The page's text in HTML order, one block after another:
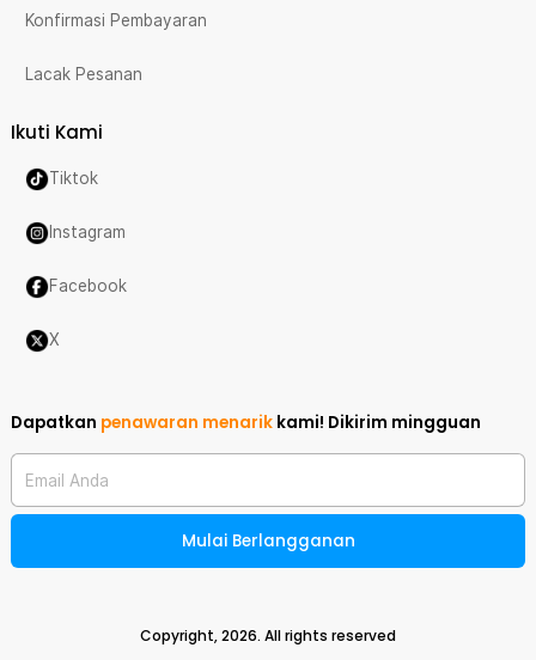
Konfirmasi Pembayaran
Lacak Pesanan
Ikuti Kami
Tiktok
Instagram
Facebook
X
Dapatkan penawaran menarik kami! Dikirim mingguan
Email Anda
Mulai Berlangganan
Copyright,2026. All rights reserved